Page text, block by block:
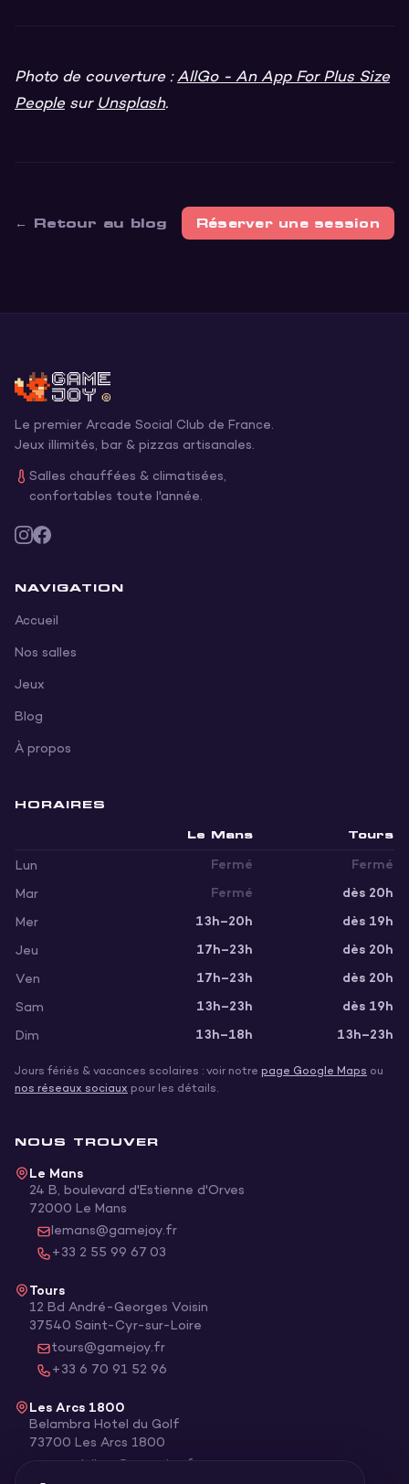
Photo de couverture :AllGo - An App For Plus Size
People surUnsplash.
← Retour au blog Réserver une session
Le premier Arcade Social Club de France.
Jeux illimités, bar & pizzas artisanales.
Salles chauffées & climatisées,
confortables toute l'année.
NAVIGATION
Accueil
Nos salles
Jeux
Blog
À propos
HORAIRES
Le Mans Tours
Lun Fermé Fermé
Mar Fermé dès 20h
Mer 13h–20h dès 19h
Jeu 17h–23h dès 20h
Ven 17h–23h dès 20h
Sam 13h–23h dès 19h
Dim 13h–18h 13h–23h
Jours fériés & vacances scolaires : voir notre page Google Maps ou
nos réseaux sociaux pour les détails.
NOUS TROUVER
Le Mans
24 B, boulevard d'Estienne d'Orves
72000 Le Mans
lemans@gamejoy.fr
+33 2 55 99 67 03
Tours
12 Bd André-Georges Voisin
37540 Saint-Cyr-sur-Loire
tours@gamejoy.fr
+33 6 70 91 52 96
Les Arcs 1800
Belambra Hotel du Golf
73700 Les Arcs 1800
goodvibes@gamejoy.fr